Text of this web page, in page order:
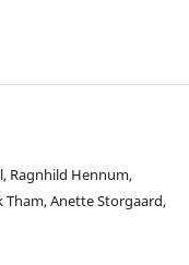
Ragnhild Hennum,
Tham, Anette Storgaard,